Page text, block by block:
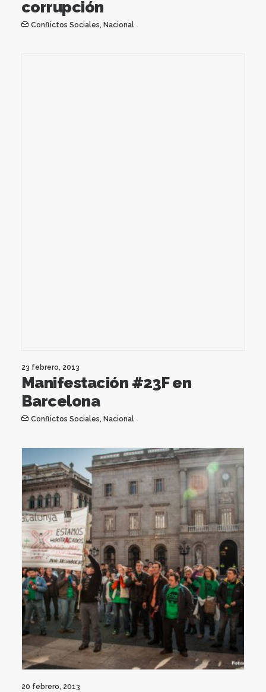
corrupción
Conflictos Sociales, Nacional
23 febrero, 2013
Manifestación #23F en
Barcelona
Conflictos Sociales, Nacional
20 febrero, 2013